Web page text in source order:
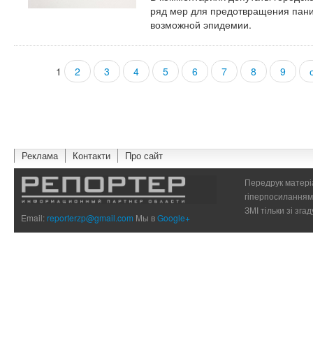
ряд мер для предотвращения
возможной эпидемии.
Страницы
1 2 3 4 5 6 7 8 9
Реклама Контакти Про сайт
Email:reporterzp@gmail.com Мы вGoogle+
Передрук
ЗМІ тільки зі